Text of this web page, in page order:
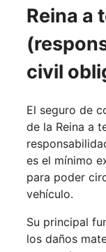
Reina a
civil
El seguro de
de la Reina a
es el mínimo
para poder
vehículo.
Su principal
los daños